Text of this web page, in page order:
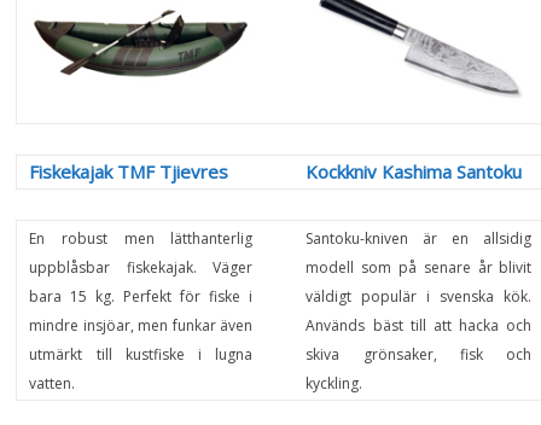
Fiskekajak TMF Tjievres Kockkniv Kashima Santoku
En robust men lätthanterlig
uppblåsbar fiskekajak. Väger
bara 15 kg. Perfekt för fiske i
mindre insjöar, men funkar även
utmärkt till kustfiske i lugna
vatten.
Santoku-kniven är en allsidig
modell som på senare år blivit
väldigt populär i svenska kök.
Används bäst till att hacka och
skiva grönsaker, fisk och
kyckling.